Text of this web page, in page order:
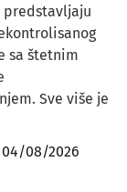
predstavljaju
sa štetnim
Sve više je
04/08/2026